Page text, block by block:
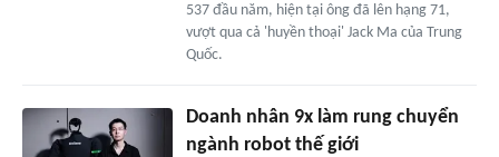
537 đầu năm, hiện tại ông đã lên hạng 71,
vượt qua cả 'huyền thoại' Jack Ma của Trung
Quốc.
Doanh nhân 9x làm rung chuyển
ngành robot thế giới